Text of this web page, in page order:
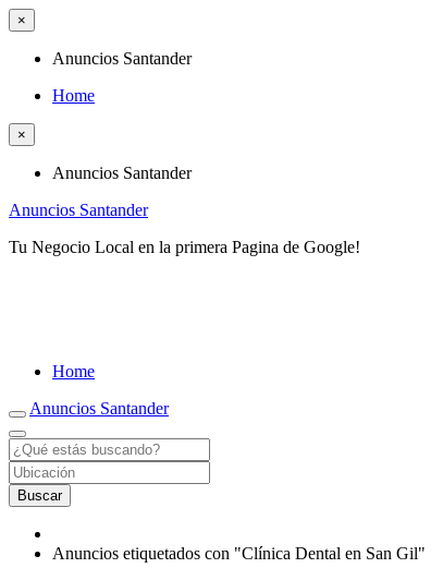
×
Anuncios Santander
Home
×
Anuncios Santander
Anuncios Santander
Tu Negocio Local en la primera Pagina de Google!
Home
Anuncios Santander
Buscar
Anuncios etiquetados con "Clínica Dental en San Gil"